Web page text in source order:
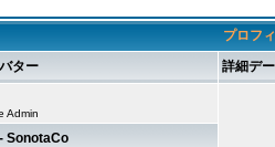
プロフ
ター
詳細デ
Admin
SonotaCo